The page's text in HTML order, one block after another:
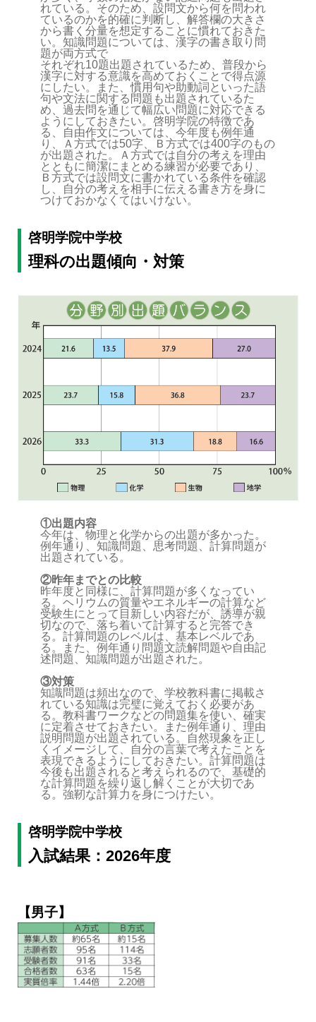
れている。そのため、設問文から何を問われ
ているのかを的確に判断し、解答欄の大きさ
から書く分量を想定することに慣れておきた
い。知識問題については、漢字の書き取り問
題が両方式で
それぞれ10題出題されているため、普段から
漢字に対する意識を高めておくことで得点源
にしたい。また、慣用句や助動詞といった語
句や文法に関する問題も出題されているた
め、過去問を通じて幅広い問題に対応できる
ようにしておきたい。啓明学院の特徴であ
る、自由作文については、今年度も例年通
り、Ａ方式では50字、Ｂ方式では400字のもの
が出題された。Ａ方式では自分の考えを理由
とともに簡潔にまとめる練習が必要であり、
Ｂ方式では設問文に書かれている条件を確認
し、自分の考えを相手に伝える書き方を身に
つけておかなくてはいけない。
啓明学院中学校
理科の出題傾向・対策
①出題内容
今年は、物理と化学からの出題が多かった。
例年通り、知識問題、思考問題、計算問題が
出題されている。
②昨年までとの比較
昨年度と同様に、計算問題が多くなってい
る。ヘリウムの質量やエネルギーの計算など
受験生にとって目新しい内容だが、誘導が親
切なので、落ち着いて計算すると完答でき
る。計算問題のレベルは、基本レベルであ
る。また、例年通り問題文読解問題や自由記
述問題、知識問題が出題された。
③対策
知識問題は頻出なので、学校教科書に掲載さ
れている知識は完璧に覚えておく必要があ
る。教科書ワークなどの問題集を使い、確実
に定着させておきたい。また例年通り、理由
説明問題が出題されている。自然現象を正し
くイメージして、自分の言葉で考えたことを
表現できるようにしておきたい。計算問題は
今後も出題されると考えられるので、基礎的
な計算問題を繰り返し解くことが大切であ
る。強靭な計算力を身につけたい。
啓明学院中学校
入試結果：2026年度
【男子】